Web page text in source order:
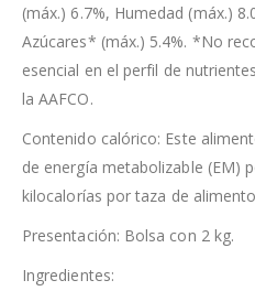
(máx.) 6.7%, Humedad (máx.)
Azúcares* (máx.) 5.4%. *No
esencial en el perfil de
la AAFCO.
Contenido calórico: Este
de energía metabolizable (EM)
kilocalorías por taza de
Presentación: Bolsa con 2 kg.
Ingredientes: